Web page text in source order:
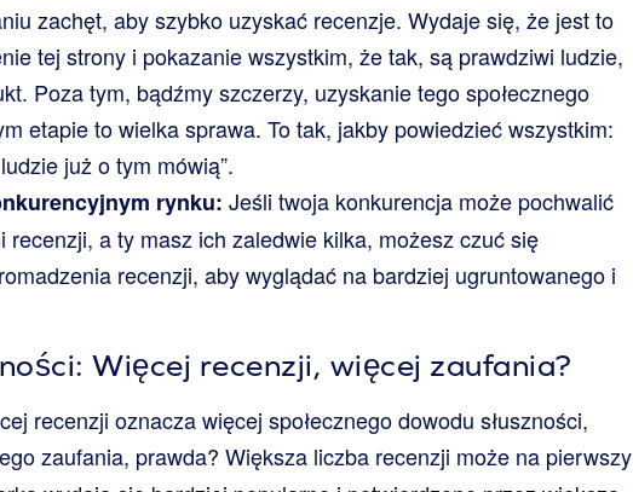
zachęt, aby szybko uzyskać recenzje. Wydaje się, że jest to
tej strony i pokazanie wszystkim, że tak, są prawdziwi ludzie,
Poza tym, bądźmy szczerzy, uzyskanie tego społecznego
etapie to wielka sprawa. To tak, jakby powiedzieć wszystkim:
już o tym mówią”.
rynku: Jeśli twoja konkurencja może pochwalić
a ty masz ich zaledwie kilka, możesz czuć się
recenzji, aby wyglądać na bardziej ugruntowanego i
Więcej recenzji, więcej zaufania?
recenzji oznacza więcej społecznego dowodu słuszności,
zaufania, prawda? Większa liczba recenzji może na pierwszy